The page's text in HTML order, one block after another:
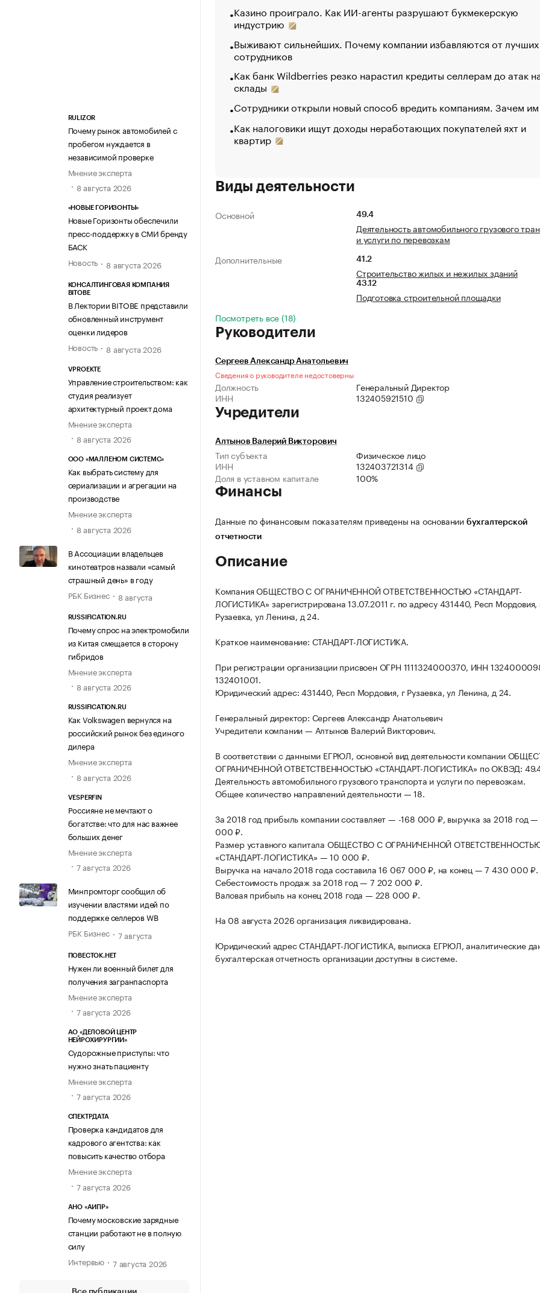
RULIZOR
Почему рынок автомобилей с
пробегом нуждается в
независимой проверке
Мнение эксперта
8 августа 2026
«НОВЫЕ ГОРИЗОНТЫ»
Новые Горизонты обеспечили
пресс-поддержку в СМИ бренду
БАСК
Новость
8 августа 2026
КОНСАЛТИНГОВАЯ КОМПАНИЯ
BITOBE
В Лектории BITOBE представили
обновленный инструмент
оценки лидеров
Новость
8 августа 2026
VPROEKTE
Управление строительством: как
студия реализует
архитектурный проект дома
Мнение эксперта
8 августа 2026
ООО «МАЛЛЕНОМ СИСТЕМС»
Как выбрать систему для
сериализации и агрегации на
производстве
Мнение эксперта
8 августа 2026
В Ассоциации владельцев
кинотеатров назвали «самый
страшный день» в году
РБК Бизнес
8 августа
RUSSIFICATION.RU
Почему спрос на электромобили
из Китая смещается в сторону
гибридов
Мнение эксперта
8 августа 2026
RUSSIFICATION.RU
Как Volkswagen вернулся на
российский рынок без единого
дилера
Мнение эксперта
8 августа 2026
VESPERFIN
Россияне не мечтают о
богатстве: что для нас важнее
больших денег
Мнение эксперта
7 августа 2026
Минпромторг сообщил об
изучении властями идей по
поддержке селлеров WB
РБК Бизнес
7 августа
ПОВЕСТОК.НЕТ
Нужен ли военный билет для
получения загранпаспорта
Мнение эксперта
7 августа 2026
АО «ДЕЛОВОЙ ЦЕНТР
НЕЙРОХИРУРГИИ»
Судорожные приступы: что
нужно знать пациенту
Мнение эксперта
7 августа 2026
СПЕКТРДАТА
Проверка кандидатов для
кадрового агентства: как
повысить качество отбора
Мнение эксперта
7 августа 2026
АНО «АИПР»
Почему московские зарядные
станции работают не в полную
силу
Интервью
7 августа 2026
Казино проиграло. Как ИИ-агенты разрушают букмекерскую
индустрию
Выживают сильнейших. Почему компании избавляются от лучших
сотрудников
Как банк Wildberries резко нарастил кредиты селлерам до атак
склады
Сотрудники открыли новый способ вредить компаниям. Зачем
Как налоговики ищут доходы неработающих покупателей яхт и
квартир
Виды деятельности
Основной 49.4
Деятельность автомобильного грузового
и услуги по перевозкам
Дополнительные
41.2
Строительство жилых и нежилых зданий
43.12
Подготовка строительной площадки
Посмотреть все (18)
Руководители
Сергеев Александр Анатольевич
Сведения о руководителе недостоверны
Должность
Генеральный Директор
ИНН
132405921510
Учредители
Алтынов Валерий Викторович
Тип субъекта
Физическое лицо
ИНН
132403721314
Доля в уставном капитале
100%
Финансы
Данные по финансовым показателям приведены на основании бухгалтерской
отчетности
Описание
Компания ОБЩЕСТВО С ОГРАНИЧЕННОЙ ОТВЕТСТВЕННОСТЬЮ «СТАНДАРТ-
ЛОГИСТИКА» зарегистрирована 13.07.2011 г. по адресу 431440, Респ Мордовия,
Рузаевка, ул Ленина, д 24.
Краткое наименование: СТАНДАРТ-ЛОГИСТИКА.
При регистрации организации присвоен ОГРН 1111324000370, ИНН
132401001.
Юридический адрес: 431440, Респ Мордовия, г Рузаевка, ул Ленина, д 24.
Генеральный директор: Сергеев Александр Анатольевич
Учредители компании — Алтынов Валерий Викторович.
В соответствии с данными ЕГРЮЛ, основной вид деятельности компании
ОГРАНИЧЕННОЙ ОТВЕТСТВЕННОСТЬЮ «СТАНДАРТ-ЛОГИСТИКА» по ОКВЭД:
Деятельность автомобильного грузового транспорта и услуги по перевозкам.
Общее количество направлений деятельности — 18.
За 2018 год прибыль компании составляет — -168 000 ₽, выручка за 2018 год
000 ₽.
Размер уставного капитала ОБЩЕСТВО С ОГРАНИЧЕННОЙ
«СТАНДАРТ-ЛОГИСТИКА» — 10 000 ₽.
Выручка на начало 2018 года составила 16 067 000 ₽, на конец — 7 430 000 ₽.
Себестоимость продаж за 2018 год — 7 202 000 ₽.
Валовая прибыль на конец 2018 года — 228 000 ₽.
На 08 августа 2026 организация ликвидирована.
Юридический адрес СТАНДАРТ-ЛОГИСТИКА, выписка ЕГРЮЛ, аналитические
бухгалтерская отчетность организации доступны в системе.